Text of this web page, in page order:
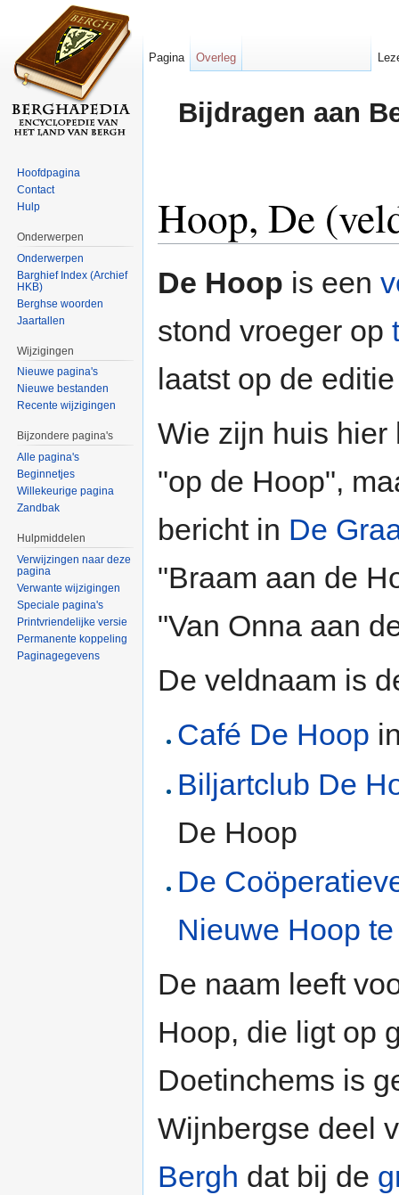
Bijdragen aan
Hoop, De
De Hoop is een
stond vroeger op
laatst op de
Wie zijn huis hier
"op de Hoop",
bericht in De
"Braam aan de
"Van Onna aan
De veldnaam is
Café De Hoop
Biljartclub De
De Hoop
De
Nieuwe Hoop
De naam leeft
Hoop, die ligt op
Doetinchems is
Wijnbergse deel
Bergh dat bij de
Pagina Overleg
Hoofdpagina
Contact
Hulp
Onderwerpen
Onderwerpen
Barghief Index (Archief
HKB)
Berghse woorden
Jaartallen
Wijzigingen
Nieuwe pagina's
Nieuwe bestanden
Recente wijzigingen
Bijzondere pagina's
Alle pagina's
Beginnetjes
Willekeurige pagina
Zandbak
Hulpmiddelen
Verwijzingen naar deze
pagina
Verwante wijzigingen
Speciale pagina's
Printvriendelijke versie
Permanente koppeling
Paginagegevens